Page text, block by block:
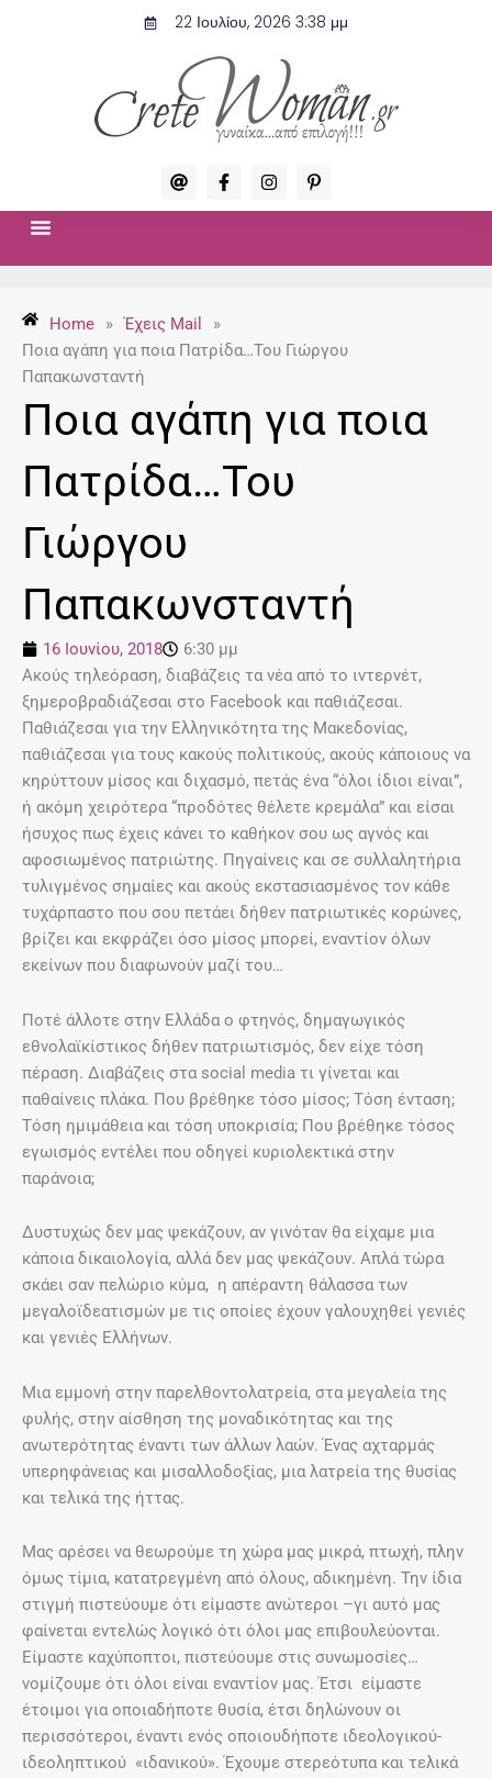
22 Ιουλίου, 2026 3:38 μμ
A
t
F
a
c
I
n
s
P
i
n
p
Home » Έχεις Mail
»
Ποια αγάπη για ποια Πατρίδα…Του Γιώργου
Παπακωνσταντή
Ποια αγάπη για ποια
Πατρίδα…Του
Γιώργου
Παπακωνσταντή
16 Ιουνίου, 2018
6:30 μμ
Ακούς τηλεόραση, διαβάζεις τα νέα από το ιντερνέτ,
ξημεροβραδιάζεσαι στο Facebook και παθιάζεσαι.
Παθιάζεσαι για την Ελληνικότητα της Μακεδονίας,
παθιάζεσαι για τους κακούς πολιτικούς, ακούς κάποιους να
κηρύττουν μίσος και διχασμό, πετάς ένα “όλοι ίδιοι είναι”,
ή ακόμη χειρότερα “προδότες θέλετε κρεμάλα” και είσαι
ήσυχος πως έχεις κάνει το καθήκον σου ως αγνός και
αφοσιωμένος πατριώτης. Πηγαίνεις και σε συλλαλητήρια
τυλιγμένος σημαίες και ακούς εκστασιασμένος τον κάθε
τυχάρπαστο που σου πετάει δήθεν πατριωτικές κορώνες,
βρίζει και εκφράζει όσο μίσος μπορεί, εναντίον όλων
εκείνων που διαφωνούν μαζί του…
Ποτέ άλλοτε στην Ελλάδα ο φτηνός, δημαγωγικός
εθνολαϊκίστικος δήθεν πατριωτισμός, δεν είχε τόση
πέραση. Διαβάζεις στα social media τι γίνεται και
παθαίνεις πλάκα. Που βρέθηκε τόσο μίσος; Τόση ένταση;
Τόση ημιμάθεια και τόση υποκρισία; Που βρέθηκε τόσος
εγωισμός εντέλει που οδηγεί κυριολεκτικά στην
παράνοια;
Δυστυχώς δεν μας ψεκάζουν, αν γινόταν θα είχαμε μια
κάποια δικαιολογία, αλλά δεν μας ψεκάζουν. Απλά τώρα
σκάει σαν πελώριο κύμα, η απέραντη θάλασσα των
μεγαλοϊδεατισμών με τις οποίες έχουν γαλουχηθεί γενιές
και γενιές Ελλήνων.
Μια εμμονή στην παρελθοντολατρεία, στα μεγαλεία της
φυλής, στην αίσθηση της μοναδικότητας και της
ανωτερότητας έναντι των άλλων λαών. Ένας αχταρμάς
υπερηφάνειας και μισαλλοδοξίας, μια λατρεία της θυσίας
και τελικά της ήττας.
Μας αρέσει να θεωρούμε τη χώρα μας μικρά, πτωχή, πλην
όμως τίμια, κατατρεγμένη από όλους, αδικημένη. Την ίδια
στιγμή πιστεύουμε ότι είμαστε ανώτεροι –γι αυτό μας
φαίνεται εντελώς λογικό ότι όλοι μας επιβουλεύονται.
Είμαστε καχύποπτοι, πιστεύουμε στις συνωμοσίες…
νομίζουμε ότι όλοι είναι εναντίον μας. Έτσι είμαστε
έτοιμοι για οποιαδήποτε θυσία, έτσι δηλώνουν οι
περισσότεροι, έναντι ενός οποιουδήποτε ιδεολογικού-
ιδεοληπτικού «ιδανικού». Έχουμε στερεότυπα και τελικά